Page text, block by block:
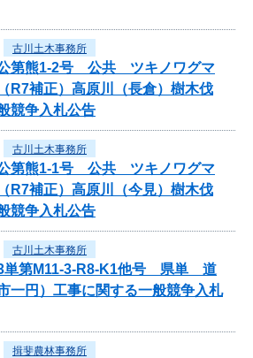
古川土木事務所
公第熊1-2号 公共 ツキノワグマ
R7補正）高原川（長倉）樹木伐
競争入札公告
古川土木事務所
公第熊1-1号 公共 ツキノワグマ
R7補正）高原川（今見）樹木伐
競争入札公告
古川土木事務所
3単第M11-3-R8-K1他号 県単 道
一円）工事に関する一般競争入札
揖斐農林事務所